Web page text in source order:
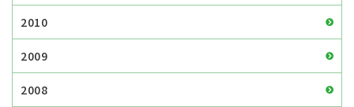
2010
2009
2008